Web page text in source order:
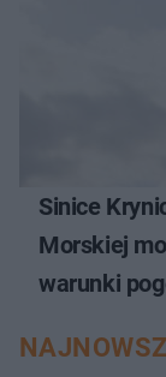
Sinice
Morskiej
warunki